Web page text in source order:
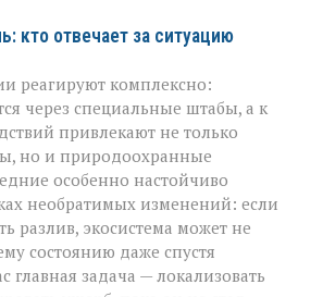
кто отвечает за ситуацию
реагируют комплексно:
через специальные штабы, а к
привлекают не только
но и природоохранные
особенно настойчиво
необратимых изменений: если
разлив, экосистема может не
состоянию даже спустя
главная задача — локализовать